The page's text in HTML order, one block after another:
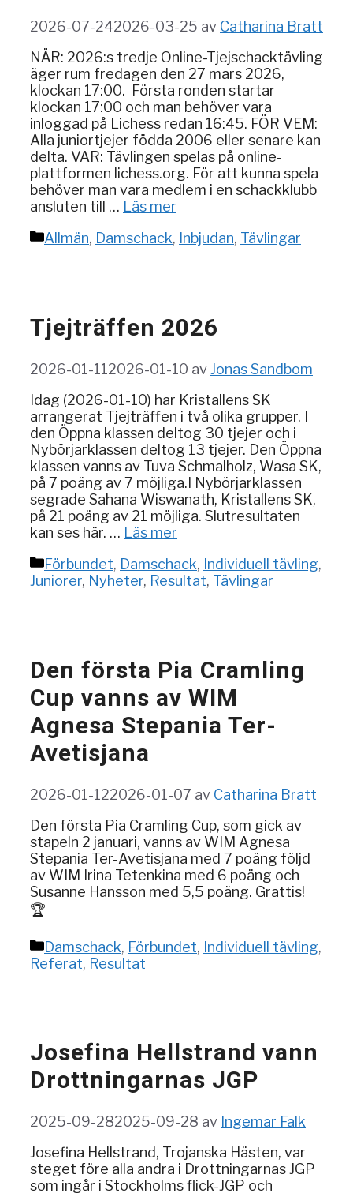
2026-07-242026-03-25 av Catharina Bratt
NÄR: 2026:s tredje Online-Tjejschacktävling
äger rum fredagen den 27 mars 2026,
klockan 17:00. Första ronden startar
klockan 17:00 och man behöver vara
inloggad på Lichess redan 16:45. FÖR VEM:
Alla juniortjejer födda 2006 eller senare kan
delta. VAR: Tävlingen spelas på online-
plattformen lichess.org. För att kunna spela
behöver man vara medlem i en schackklubb
ansluten till … Läs mer
Kategorier
Allmän, Damschack, Inbjudan, Tävlingar
Tjejträffen 2026
2026-01-112026-01-10 avJonas Sandbom
Idag (2026-01-10) har Kristallens SK
arrangerat Tjejträffen i två olika grupper. I
den Öppna klassen deltog 30 tjejer och i
Nybörjarklassen deltog 13 tjejer. Den Öppna
klassen vanns av Tuva Schmalholz, Wasa SK,
på 7 poäng av 7 möjliga.I Nybörjarklassen
segrade Sahana Wiswanath, Kristallens SK,
på 21 poäng av 21 möjliga. Slutresultaten
kan ses här. … Läs mer
Kategorier
Förbundet, Damschack, Individuell tävling,
Juniorer, Nyheter, Resultat, Tävlingar
Den första Pia Cramling
Cup vanns av WIM
Agnesa Stepania Ter-
Avetisjana
2026-01-122026-01-07 av Catharina Bratt
Den första Pia Cramling Cup, som gick av
stapeln 2 januari, vanns av WIM Agnesa
Stepania Ter-Avetisjana med 7 poäng följd
av WIM Irina Tetenkina med 6 poäng och
Susanne Hansson med 5,5 poäng. Grattis!
🏆
Kategorier
Damschack, Förbundet, Individuell tävling,
Referat, Resultat
Josefina Hellstrand vann
Drottningarnas JGP
2025-09-282025-09-28 av Ingemar Falk
Josefina Hellstrand, Trojanska Hästen, var
steget före alla andra i Drottningarnas JGP
som ingår i Stockholms flick-JGP och